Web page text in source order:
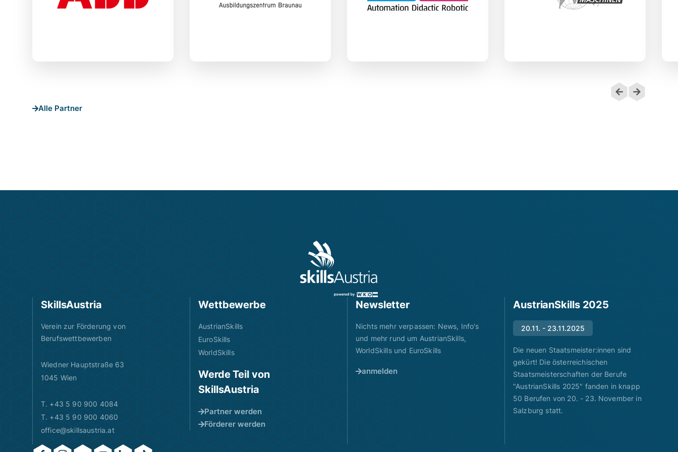
Alle Partner
SkillsAustria
Verein zur Förderung von
Berufswettbewerben
Wiedner Hauptstraße 63
1045 Wien
T. +43 5 90 900 4084
T. +43 5 90 900 4060
office@skillsaustria.at
Wettbewerbe
AustrianSkills
EuroSkills
WorldSkills
Werde Teil von
SkillsAustria
Partner werden
Förderer werden
Newsletter
Nichts mehr verpassen: News, Info's
und mehr rund um AustrianSkills,
WorldSkills und EuroSkills
anmelden
AustrianSkills 2025
20.11. - 23.11.2025
Die neuen Staatsmeister:innen sind
gekürt! Die österreichischen
Staatsmeisterschaften der Berufe
"AustrianSkills 2025" fanden in knapp
50 Berufen von 20. - 23. November in
Salzburg statt.